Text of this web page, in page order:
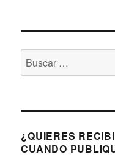
Buscar
por:
¿QUIERES
CUANDO